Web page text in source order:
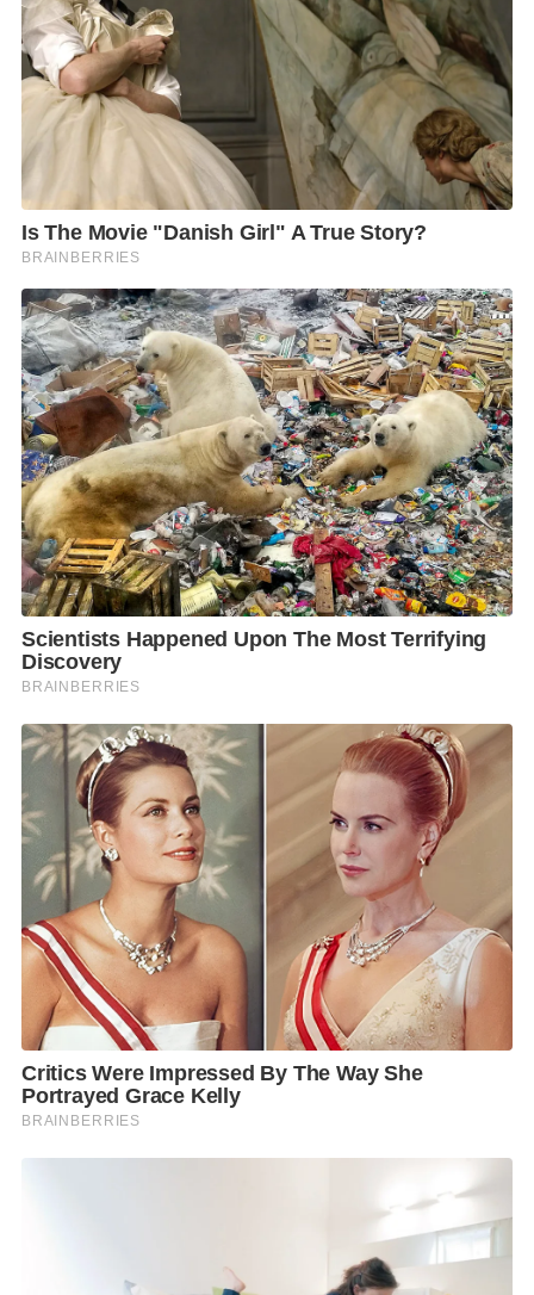
ตนเองในระบบระหว่างประเทศ การเจรจากับฝรั่งเศสจึง
เป็นส่วนหนึ่งของการวางตำแหน่งประเทศไทยให้เป็นจุด
เชื่อมโยงระหว่างอาเซียนกับยุโรป และเป็นฐานความร่วม
มือในอุตสาหกรรมแห่งอนาคต
นอกจากนี้ การผลักดันความตกลงการค้าเสรีไทย–สหภาพ
ยุโรป หรือ Thailand–EU FTA ยังถือเป็นตัวอย่างสำคัญ
ของการใช้การทูตเพื่อสร้างผลประโยชน์ทางเศรษฐกิจ
ไทยเข้าสู่ตลาดยุโรป ลดอุปสรรคทางภาษี และเพิ่มขีด
ความสามารถของผู้ประกอบการไทย โดยเฉพาะภาค
เกษตร อาหาร อุตสาหกรรม และสินค้าอุปโภคบริโภค ซึ่ง
เกี่ยวข้องโดยตรงกับเศรษฐกิจฐานรากและรายได้ของ
ประชาชนจำนวนมาก
รศ.ดร.โอฬาร ยังกล่าวด้วยว่า การหารือเรื่องอุตสาหกรรม
อนาคต เช่น พลังงานสะอาด การบินและอวกาศ ปัญญา
ประดิษฐ์ Data Center และความมั่นคงไซเบอร์ สะท้อน
ทิศทางการพัฒนาประเทศที่ต้องการขยับไปสู่เศรษฐกิจที่
ขับเคลื่อนด้วยเทคโนโลยีและนวัตกรรม หากรัฐบาล
สามารถผลักดันความร่วมมือเหล่านี้ได้อย่างต่อเนื่อง ไทย
จะมีโอกาสยกระดับขีดความสามารถทางเศรษฐกิจ และ
เพิ่มบทบาทในเศรษฐกิจโลกยุคใหม่ได้มากขึ้น
ในด้านความมั่นคง เห็นว่า นายกรัฐมนตรีอนุทินกำลังมอง
ความมั่นคงในมิติที่กว้างกว่าเดิม เพราะปัจจุบันความ
มั่นคงไม่ได้จำกัดเฉพาะเรื่องชายแดน แต่รวมถึงความ
มั่นคงไซเบอร์ อาชญากรรมออนไลน์ และเครือข่ายสแกม
เมอร์ข้ามชาติ ซึ่งล้วนกระทบต่อชีวิตประชาชนโดยตรง
การยกระดับความร่วมมือกับฝรั่งเศสจึงช่วยเพิ่มศักยภาพ
ของรัฐไทยในการรับมือกับภัยคุกคามรูปแบบใหม่ได้อย่าง
ทันสถานการณ์
สำหรับประเด็นชายแดนไทย–กัมพูชา และกรณี MOU 44
รศ.ดร.โอฬาร มองว่า การที่นายกรัฐมนตรีนำเรื่องดังกล่าว
ยึดหลักกฎหมายระหว่างประเทศ การปกป้องอธิปไตย
และการรักษาสันติภาพ พร้อมทั้งชี้ว่า การที่ไทยอ้างอิง
กรอบกฎหมายทะเลระหว่างประเทศ หรือ UNCLOS ใน